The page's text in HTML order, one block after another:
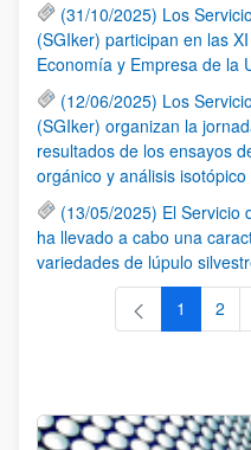
(31/10/2025) Los
(SGIker) participan en las
Economía y Empresa de la
(12/06/2025) Los
(SGIker) organizan la
resultados de los ensayos
orgánico y análisis isotópico
(13/05/2025) El Servicio
ha llevado a cabo una
variedades de lúpulo
Página
1 2